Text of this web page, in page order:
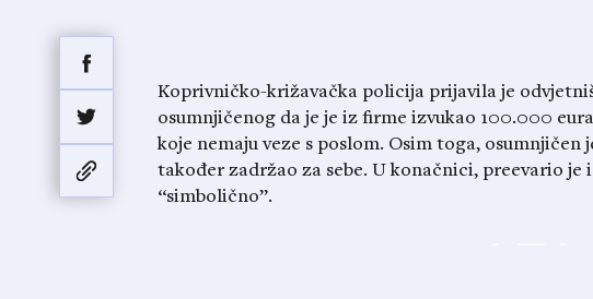
Koprivničko-križavačka policija prijavila je
osumnjičenog da je je iz firme izvukao 100.000
koje nemaju veze s poslom. Osim toga,
također zadržao za sebe. U konačnici, preevario je
“simbolično”.